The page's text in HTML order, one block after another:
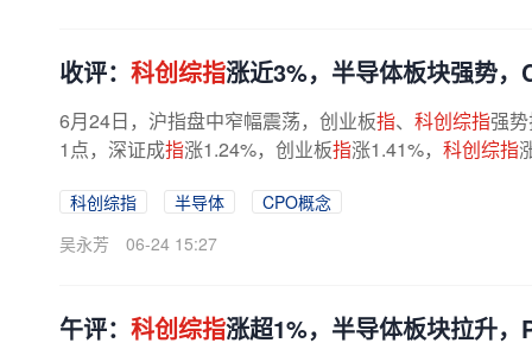
收评： 科创综指涨近3%，半导体板块强势，
6月24日，沪指盘中窄幅震荡，创业板指、 科创综指强
1点，深证成指涨1.24%，创业板指涨1.41%， 科创综指
科创综指 半导体
CPO概念
吴永芳
06-24 15:27
午评： 科创综指涨超1%，半导体板块拉升，